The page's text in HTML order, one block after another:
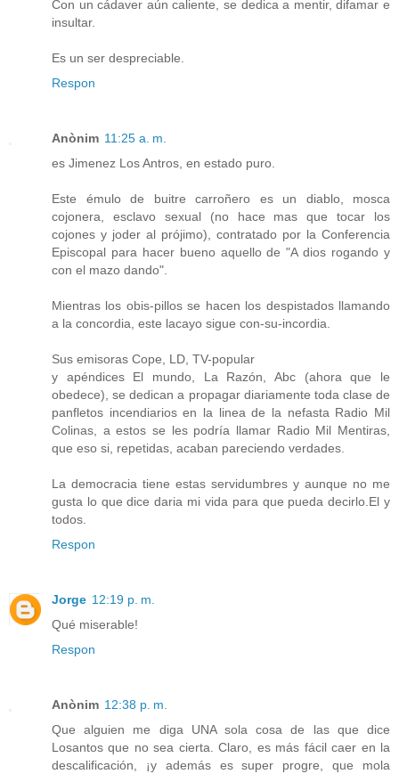
Con un cádaver aún caliente, se dedica a mentir, difamar e
insultar.
Es un ser despreciable.
Respon
Anònim 11:25 a. m.
es Jimenez Los Antros, en estado puro.
Este émulo de buitre carroñero es un diablo, mosca
cojonera, esclavo sexual (no hace mas que tocar los
cojones y joder al prójimo), contratado por la Conferencia
Episcopal para hacer bueno aquello de "A dios rogando y
con el mazo dando".
Mientras los obis-pillos se hacen los despistados llamando
a la concordia, este lacayo sigue con-su-incordia.
Sus emisoras Cope, LD, TV-popular
y apéndices El mundo, La Razón, Abc (ahora que le
obedece), se dedican a propagar diariamente toda clase de
panfletos incendiarios en la linea de la nefasta Radio Mil
Colinas, a estos se les podría llamar Radio Mil Mentiras,
que eso si, repetidas, acaban pareciendo verdades.
La democracia tiene estas servidumbres y aunque no me
gusta lo que dice daria mi vida para que pueda decirlo.El y
todos.
Respon
Jorge 12:19 p. m.
Qué miserable!
Respon
Anònim 12:38 p. m.
Que alguien me diga UNA sola cosa de las que dice
Losantos que no sea cierta. Claro, es más fácil caer en la
descalificación, ¡y además es super progre, que mola